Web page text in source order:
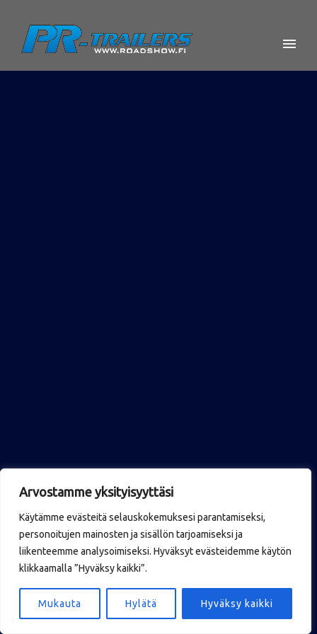
Arvostamme yksityisyyttäsi
Käytämme evästeitä selauskokemuksesi parantamiseksi,
personoitujen mainosten ja sisällön tarjoamiseksi ja
liikenteemme analysoimiseksi. Hyväksyt evästeidemme käytön
klikkaamalla ”Hyväksy kaikki”.
Mukauta Hylätä Hyväksy kaikki